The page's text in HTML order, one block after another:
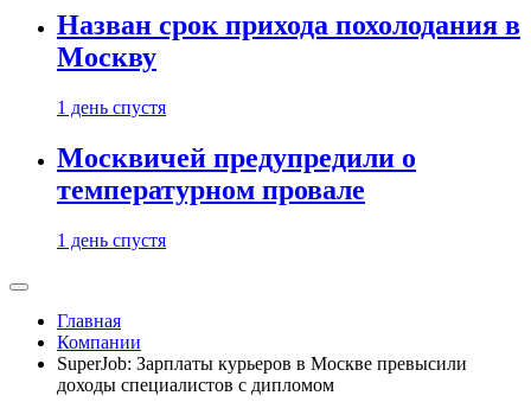
Назван срок прихода похолодания в
Москву
1 день спустя
Москвичей предупредили о
температурном провале
1 день спустя
Главная
Компании
SuperJob: Зарплаты курьеров в Москве превысили
доходы специалистов с дипломом